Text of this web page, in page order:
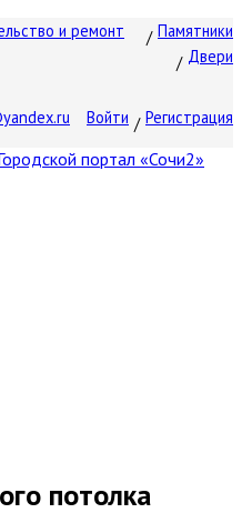
и ремонт
Памятники
Двери
Войти Регистрация
потолка